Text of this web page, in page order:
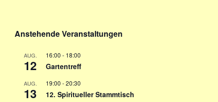
Anstehende Veranstaltungen
AUG.
12
16:00 - 18:00
Gartentreff
AUG.
13
19:00 -20:30
12. Spiritueller Stammtisch